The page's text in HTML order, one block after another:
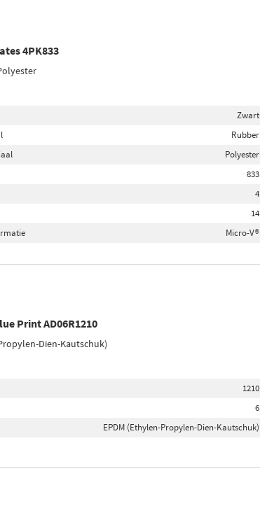
4PK833
Zwart
Rubber
Polyester
833
4
14
Micro-V®
Print AD06R1210
Dien-Kautschuk)
1210
6
EPDM (Ethylen-Propylen-Dien-Kautschuk)